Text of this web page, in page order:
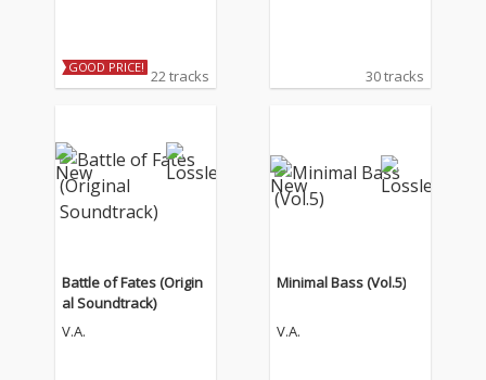
GOOD PRICE! 22 tracks 30 tracks
Battle of Fates (Origin
al Soundtrack)
V.A.
Minimal Bass (Vol.5)
V.A.